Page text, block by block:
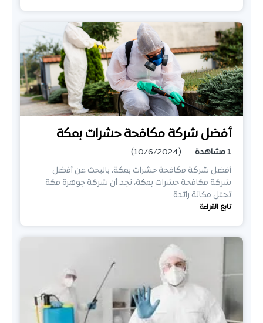
أفضل شركة مكافحة حشرات بمكة
1مشاهدة
(10/6/2024)
أفضل شركة مكافحة حشرات بمكة، بالبحث عن أفضل
شركة مكافحة حشرات بمكة، نجد أن شركة جوهرة مكة
تحتل مكانة رائدة…
تابع القراءة